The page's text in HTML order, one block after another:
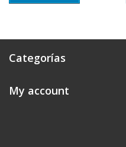
Categorías
My account